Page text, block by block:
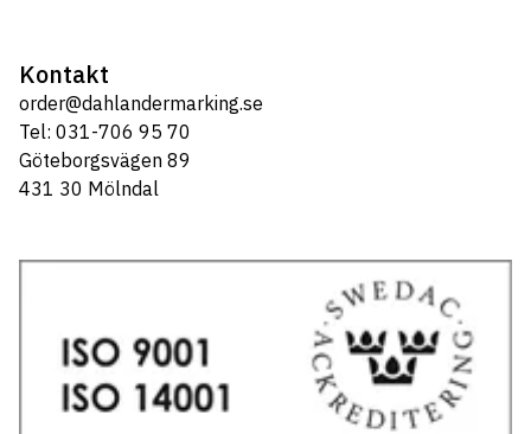
Kontakt
order@dahlandermarking.se
Tel: 031-706 95 70
Göteborgsvägen 89
431 30 Mölndal